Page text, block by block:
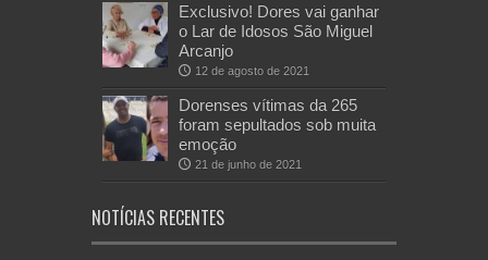
Exclusivo! Dores vai ganhar
o Lar de Idosos São Miguel
Arcanjo
12 de agosto de 2021
Dorenses vítimas da 265
foram sepultados sob muita
emoção
21 de junho de 2021
NOTÍCIAS RECENTES